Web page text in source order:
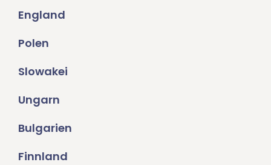
England
Polen
Slowakei
Ungarn
Bulgarien
Finnland